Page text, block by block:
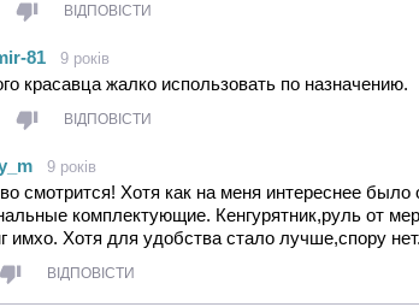
ВІДПОВІСТИ
81 9 років
красавца жалко использовать по назначению.
ВІДПОВІСТИ
9 років
смотрится! Хотя как на меня интереснее было
комплектующие. Кенгурятник,руль от
имхо. Хотя для удобства стало лучше,спору нет.
ВІДПОВІСТИ